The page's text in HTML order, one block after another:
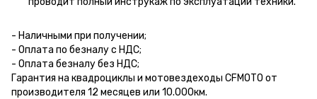
- Наличными при получении;
- Оплата по безналу с НДС;
- Оплата безналу без НДС;
Гарантия на квадроциклы и мотовездеходы CFMOTO от
производителя 12 месяцев или 10.000км.